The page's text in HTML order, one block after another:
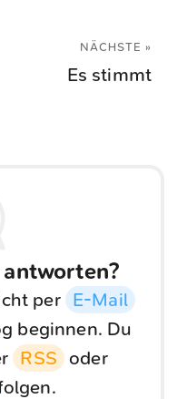
NÄCHSTE »
Es stimmt
per E-Mail
beginnen. Du
RSS oder